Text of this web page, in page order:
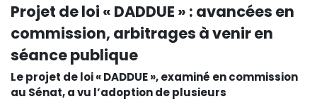
Projet de loi « DADDUE » : avancées en
commission, arbitrages à venir en
séance publique
Le projet de loi « DADDUE », examiné en commission
au Sénat, a vu l’adoption de plusieurs